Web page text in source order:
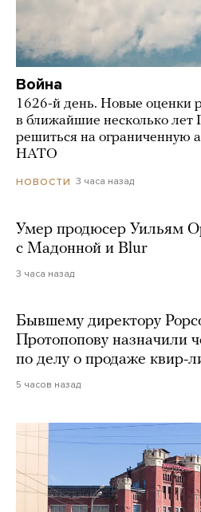
Война
1626-й день. Новые оценки
в ближайшие несколько лет
решиться на ограниченную
НАТО
НОВОСТИ 3 часа назад
Умер продюсер Уильям
с Мадонной и Blur
3 часа назад
Бывшему директору
Протопопову назначили
по делу о продаже квир-
5 часов назад